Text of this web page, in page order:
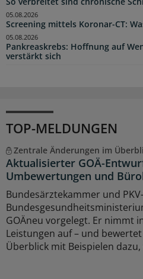
Screening mittels Koronar-CT:
05.08.2026
Pankreaskrebs: Hoffnung auf
verstärkt sich
05.08.2026
TOP-MELDUNGEN
Zentrale Änderungen im
Aktualisierter GOÄ-
Umbewertungen und
Bundesärztekammer und
GOÄneu vorgelegt. Er nimmt
Leistungen auf – und
Überblick mit Beispielen